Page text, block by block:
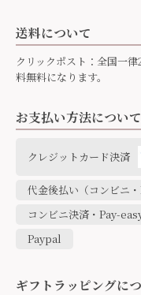
送料について
クリックポスト：全国一
料無料になります。
お支払い方法について
クレジットカード決済
代金後払い（コンビニ・
コンビニ決済・Pay-
Paypal
ギフトラッピングに